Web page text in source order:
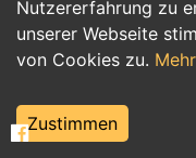
Nutzererfahrung zu
unserer Webseite
von Cookies zu.
Zustimmen
Einkauf, Logistik,
Weiterbildung,
Tourismus